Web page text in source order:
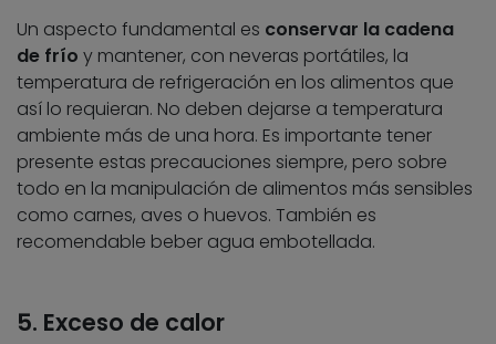
Un aspecto fundamental es conservar la cadena
de frío y mantener, con neveras portátiles, la
temperatura de refrigeración en los alimentos que
así lo requieran. No deben dejarse a temperatura
ambiente más de una hora. Es importante tener
presente estas precauciones siempre, pero sobre
todo en la manipulación de alimentos más sensibles
como carnes, aves o huevos. También es
recomendable beber agua embotellada.
5. Exceso de calor